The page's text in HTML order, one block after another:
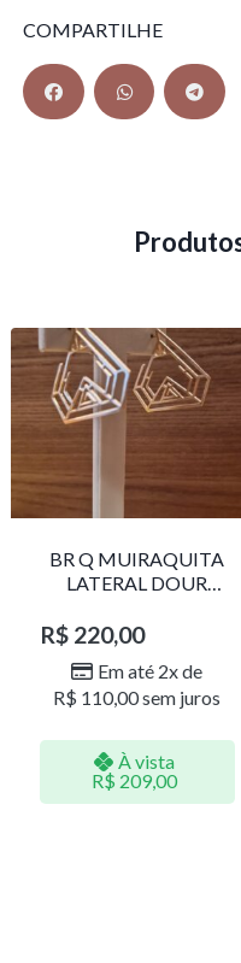
COMPARTILHE
BR Q MUIRAQUITA
LATERAL DOUR
R$ 220,00
Em até 2x de
R$ 110,00sem juros
À vista
R$ 209,00